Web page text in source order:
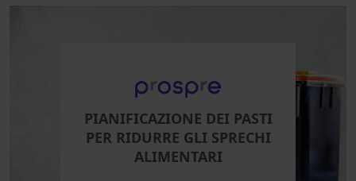
PIANIFICAZIONE DEI PASTI
PER RIDURRE GLI SPRECHI
ALIMENTARI